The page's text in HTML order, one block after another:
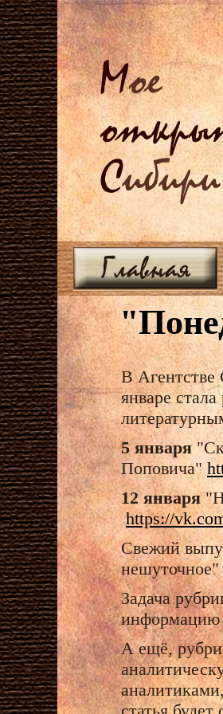
Мое
Сибири
Главная
В
январе
5 января
Поповича"
12 января
https://
Свежий
нешуточное"
Задача
информацию
А ещё,